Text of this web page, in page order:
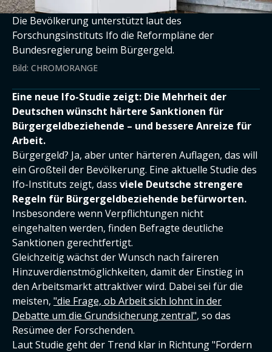
Die Bevölkerung unterstützt laut des
Forschungsinstituts Ifo die Reformpläne der
Bundesregierung beim Bürgergeld.
Bild: CHROMORANGE
Eine neue Ifo-Studie zeigt: Die Mehrheit der
Deutschen wünscht härtere Sanktionen für
Bürgergeldbeziehende – und bessere Anreize für
Arbeit.
Bürgergeld? Ja, aber unter härteren Auflagen, das will
ein Großteil der Bevölkerung. Eine aktuelle Studie des
Ifo-Instituts zeigt, dass viele Deutsche strengere
Regeln für Bürgergeldbeziehende befürworten.
Insbesondere wenn Verpflichtungen nicht
eingehalten werden, finden Befragte deutliche
Sanktionen gerechtfertigt.
Gleichzeitig wächst der Wunsch nach faireren
Hinzuverdienstmöglichkeiten, damit der Einstieg in
den Arbeitsmarkt attraktiver wird. Dabei sei für die
meisten, "die Frage, ob Arbeit sich lohnt in der
Debatte um die Grundsicherung zentral", so das
Resümee der Forschenden.
Laut Studie geht der Trend klar in Richtung "Fordern